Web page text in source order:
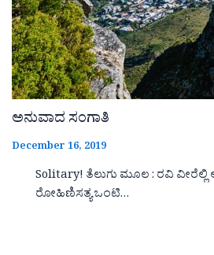
ಅನುವಾದ ಸಂಗಾತಿ
December 16, 2019
Solitary! ತೆಲುಗು ಮೂಲ : ರವಿ ವೀರೆಲ್ಲಿ
ರೋಹಿಣಿಸತ್ಯ ಒಂಟಿ…